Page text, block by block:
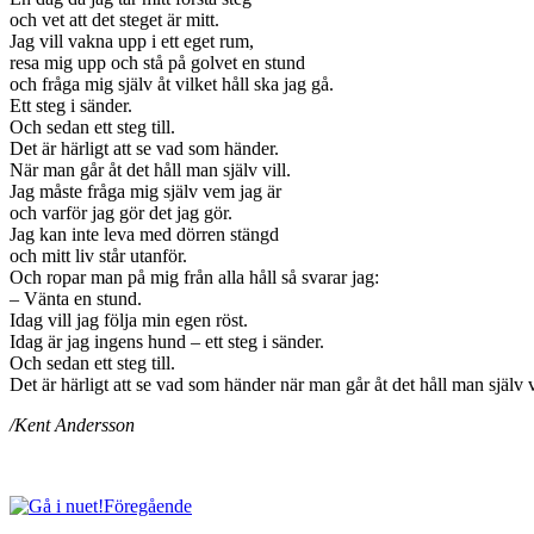
och vet att det steget är mitt.
Jag vill vakna upp i ett eget rum,
resa mig upp och stå på golvet en stund
och fråga mig själv åt vilket håll ska jag gå.
Ett steg i sänder.
Och sedan ett steg till.
Det är härligt att se vad som händer.
När man går åt det håll man själv vill.
Jag måste fråga mig själv vem jag är
och varför jag gör det jag gör.
Jag kan inte leva med dörren stängd
och mitt liv står utanför.
Och ropar man på mig från alla håll så svarar jag:
– Vänta en stund.
Idag vill jag följa min egen röst.
Idag är jag ingens hund – ett steg i sänder.
Och sedan ett steg till.
Det är härligt att se vad som händer när man går åt det håll man själv
/Kent Andersson
Föregående